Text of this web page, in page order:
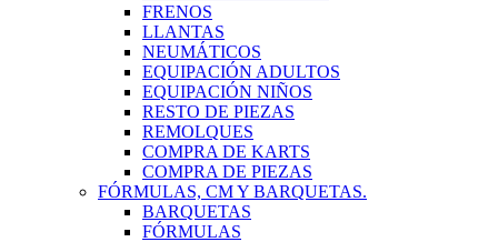
FRENOS
LLANTAS
NEUMÁTICOS
EQUIPACIÓN ADULTOS
EQUIPACIÓN NIÑOS
RESTO DE PIEZAS
REMOLQUES
COMPRA DE KARTS
COMPRA DE PIEZAS
FÓRMULAS, CM Y BARQUETAS.
BARQUETAS
FÓRMULAS